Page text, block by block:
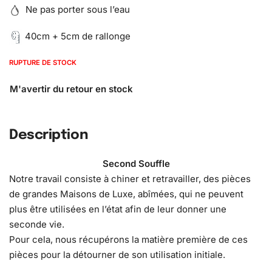
Ne pas porter sous l’eau
40cm + 5cm de rallonge
RUPTURE DE STOCK
Description
Second Souffle
Notre travail consiste à chiner et retravailler, des pièces
de grandes Maisons de Luxe, abîmées, qui ne peuvent
plus être utilisées en l’état afin de leur donner une
seconde vie.
Pour cela, nous récupérons la matière première de ces
pièces pour la détourner de son utilisation initiale.